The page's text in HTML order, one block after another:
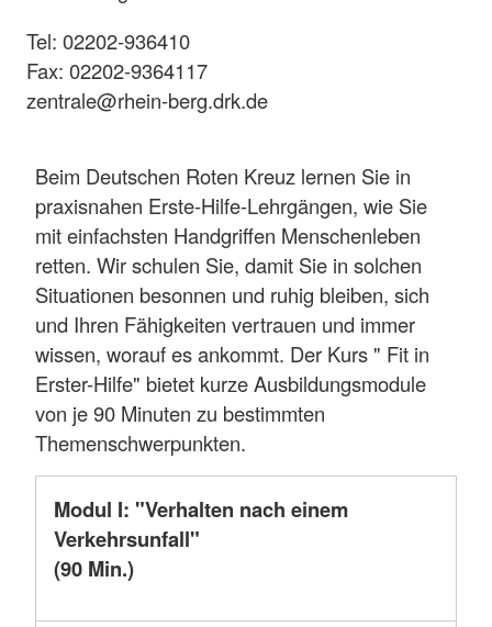
Tel: 02202-936410
Fax: 02202-9364117
zentrale@rhein-berg.drk.de
Beim Deutschen Roten Kreuz lernen Sie in
praxisnahen Erste-Hilfe-Lehrgängen, wie Sie
mit einfachsten Handgriffen Menschenleben
retten. Wir schulen Sie, damit Sie in solchen
Situationen besonnen und ruhig bleiben, sich
und Ihren Fähigkeiten vertrauen und immer
wissen, worauf es ankommt. Der Kurs " Fit in
Erster-Hilfe" bietet kurze Ausbildungsmodule
von je 90 Minuten zu bestimmten
Themenschwerpunkten.
Modul I: "Verhalten nach einem
Verkehrsunfall"
(90 Min.)